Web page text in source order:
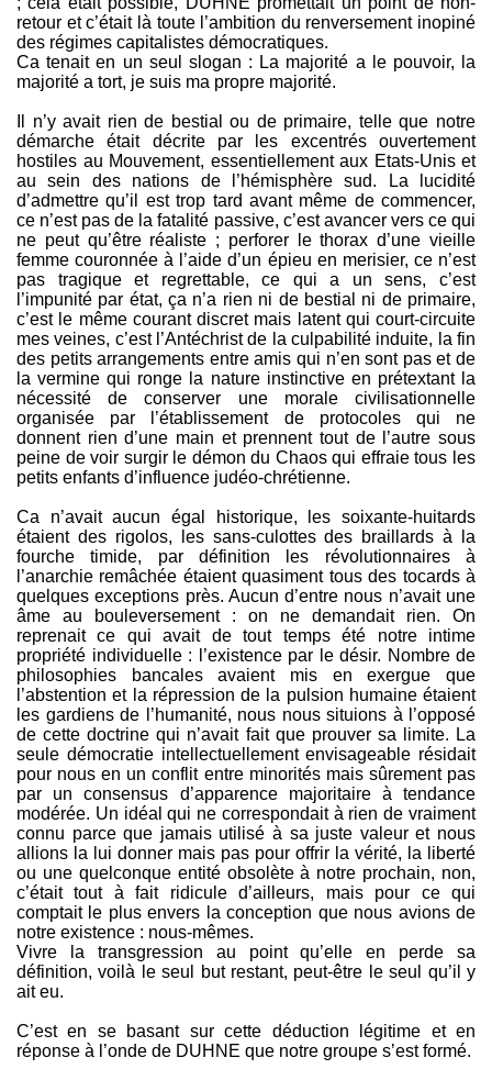
retour et c’était là toute l’ambition du renversement inopiné
des régimes capitalistes démocratiques.
Ca tenait en un seul slogan : La majorité a le pouvoir, la
majorité a tort, je suis ma propre majorité.
Il n’y avait rien de bestial ou de primaire, telle que notre
démarche était décrite par les excentrés ouvertement
hostiles au Mouvement, essentiellement aux Etats-Unis et
au sein des nations de l’hémisphère sud. La lucidité
d’admettre qu’il est trop tard avant même de commencer,
ce n’est pas de la fatalité passive, c’est avancer vers ce qui
ne peut qu’être réaliste ; perforer le thorax d’une vieille
femme couronnée à l’aide d’un épieu en merisier, ce n’est
pas tragique et regrettable, ce qui a un sens, c’est
l’impunité par état, ça n’a rien ni de bestial ni de primaire,
c’est le même courant discret mais latent qui court-circuite
mes veines, c’est l’Antéchrist de la culpabilité induite, la fin
des petits arrangements entre amis qui n’en sont pas et de
la vermine qui ronge la nature instinctive en prétextant la
nécessité de conserver une morale civilisationnelle
organisée par l’établissement de protocoles qui ne
donnent rien d’une main et prennent tout de l’autre sous
peine de voir surgir le démon du Chaos qui effraie tous les
petits enfants d’influence judéo-chrétienne.
Ca n’avait aucun égal historique, les soixante-huitards
étaient des rigolos, les sans-culottes des braillards à la
fourche timide, par définition les révolutionnaires à
l’anarchie remâchée étaient quasiment tous des tocards à
quelques exceptions près. Aucun d’entre nous n’avait une
âme au bouleversement : on ne demandait rien. On
reprenait ce qui avait de tout temps été notre intime
propriété individuelle : l’existence par le désir. Nombre de
philosophies bancales avaient mis en exergue que
l’abstention et la répression de la pulsion humaine étaient
les gardiens de l’humanité, nous nous situions à l’opposé
de cette doctrine qui n’avait fait que prouver sa limite. La
seule démocratie intellectuellement envisageable résidait
pour nous en un conflit entre minorités mais sûrement pas
par un consensus d’apparence majoritaire à tendance
modérée. Un idéal qui ne correspondait à rien de vraiment
connu parce que jamais utilisé à sa juste valeur et nous
allions la lui donner mais pas pour offrir la vérité, la liberté
ou une quelconque entité obsolète à notre prochain, non,
c’était tout à fait ridicule d’ailleurs, mais pour ce qui
comptait le plus envers la conception que nous avions de
notre existence : nous-mêmes.
Vivre la transgression au point qu’elle en perde sa
définition, voilà le seul but restant, peut-être le seul qu’il y
ait eu.
C’est en se basant sur cette déduction légitime et en
réponse à l’onde de DUHNE que notre groupe s’est formé.